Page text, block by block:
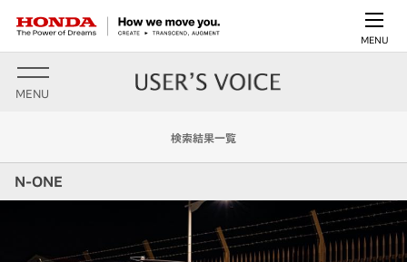
MENU
MENU
検索結果一覧
N-ONE